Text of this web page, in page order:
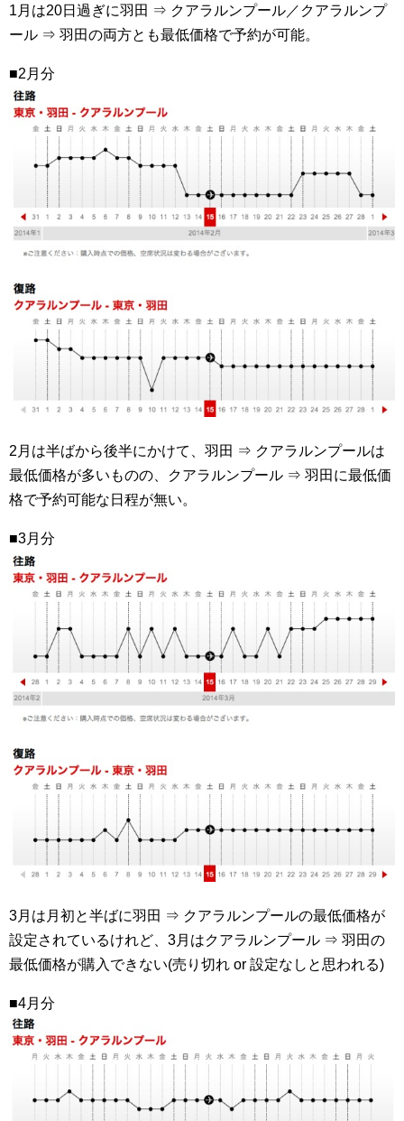
1月は20日過ぎに羽田 ⇒ クアラルンプール／クアラルンプ
ール ⇒ 羽田の両方とも最低価格で予約が可能。
■2月分
2月は半ばから後半にかけて、羽田 ⇒ クアラルンプールは
最低価格が多いものの、クアラルンプール ⇒ 羽田に最低価
格で予約可能な日程が無い。
■3月分
3月は月初と半ばに羽田 ⇒ クアラルンプールの最低価格が
設定されているけれど、3月はクアラルンプール ⇒ 羽田の
最低価格が購入できない(売り切れ or 設定なしと思われる)
■4月分